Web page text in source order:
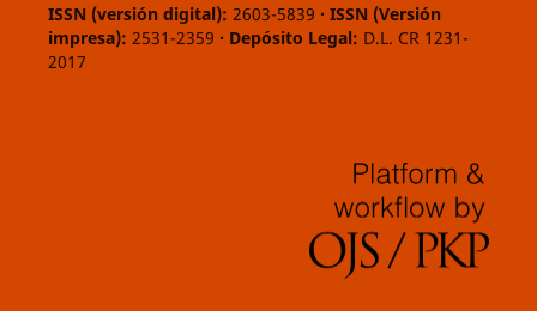
ISSN (versión digital): 2603-5839 · ISSN (Versión
impresa): 2531-2359 · Depósito Legal: D.L. CR 1231-
2017